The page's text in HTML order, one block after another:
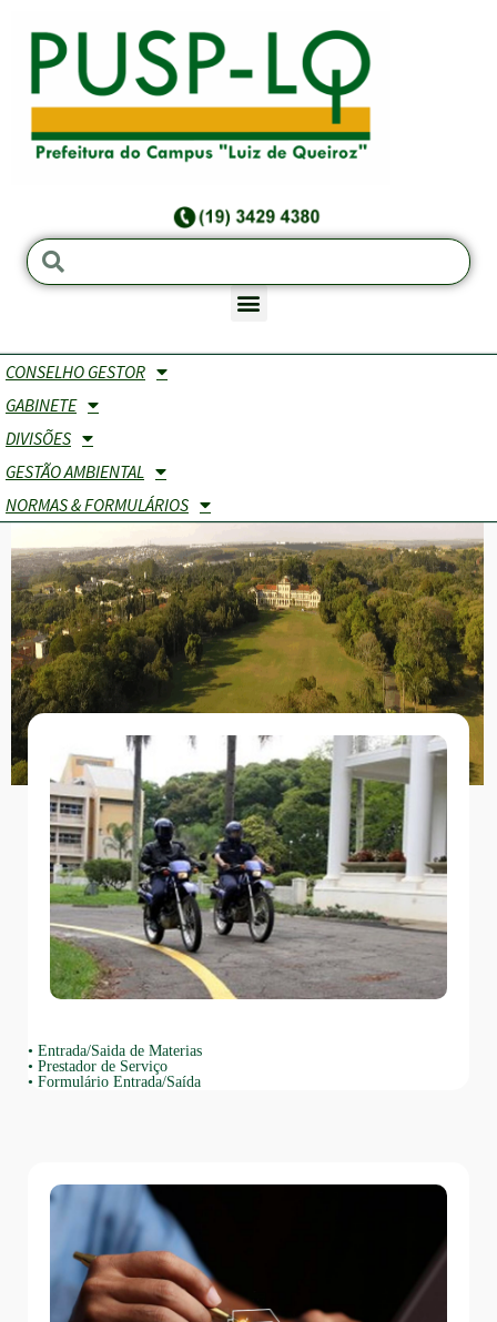
CONSELHO GESTOR
GABINETE
DIVISÕES
GESTÃO AMBIENTAL
NORMAS & FORMULÁRIOS
• Entrada/Saida de Materias
• Prestador de Serviço
• Formulário Entrada/Saída